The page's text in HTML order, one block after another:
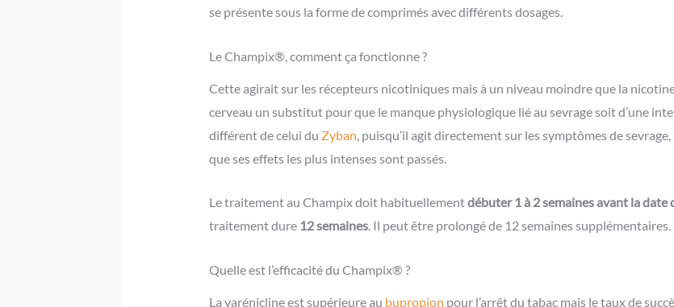
se présente sous la forme de comprimés avec différents dosages.
Le Champix®, comment ça fonctionne ?
Cette agirait sur les récepteurs nicotiniques mais à un niveau moindre que la
cerveau un substitut pour que le manque physiologique lié au sevrage soit d’une
différent de celui du Zyban , puisqu’il agit directement sur les symptômes de
que ses effets les plus intenses sont passés.
Le traitement au Champix doit habituellementdébuter 1 à 2 semaines avant la date
traitement dure 12 semaines. Il peut être prolongé de 12 semaines supplémentaires.
Quelle est l’efficacité du Champix® ?
La varénicline est supérieure au bupropion pour l’arrêt du tabac mais le taux de